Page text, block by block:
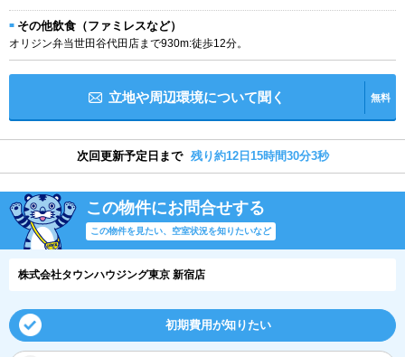
その他飲食（ファミレスなど）
オリジン弁当世田谷代田店まで930m:徒歩12分。
立地や周辺環境について聞く 無料
次回更新予定日まで 残り約12日15時間30分2秒
この物件にお問合せする
この物件を見たい、空室状況を知りたいなど
株式会社タウンハウジング東京 新宿店
初期費用が知りたい